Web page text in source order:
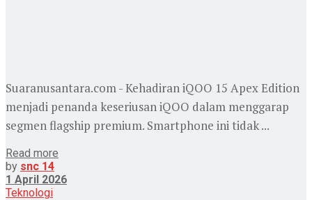
Suaranusantara.com - Kehadiran iQOO 15 Apex Edition
menjadi penanda keseriusan iQOO dalam menggarap
segmen flagship premium. Smartphone ini tidak ...
Read more
by snc 14
1 April 2026
Teknologi